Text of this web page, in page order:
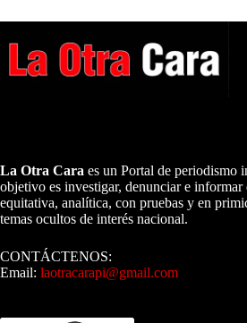
La Otra Cara es un Portal de periodismo
objetivo es investigar, denunciar e informar
equitativa, analítica, con pruebas y en
temas ocultos de interés nacional.
CONTÁCTENOS:
Email: laotracarapi@gmail.com